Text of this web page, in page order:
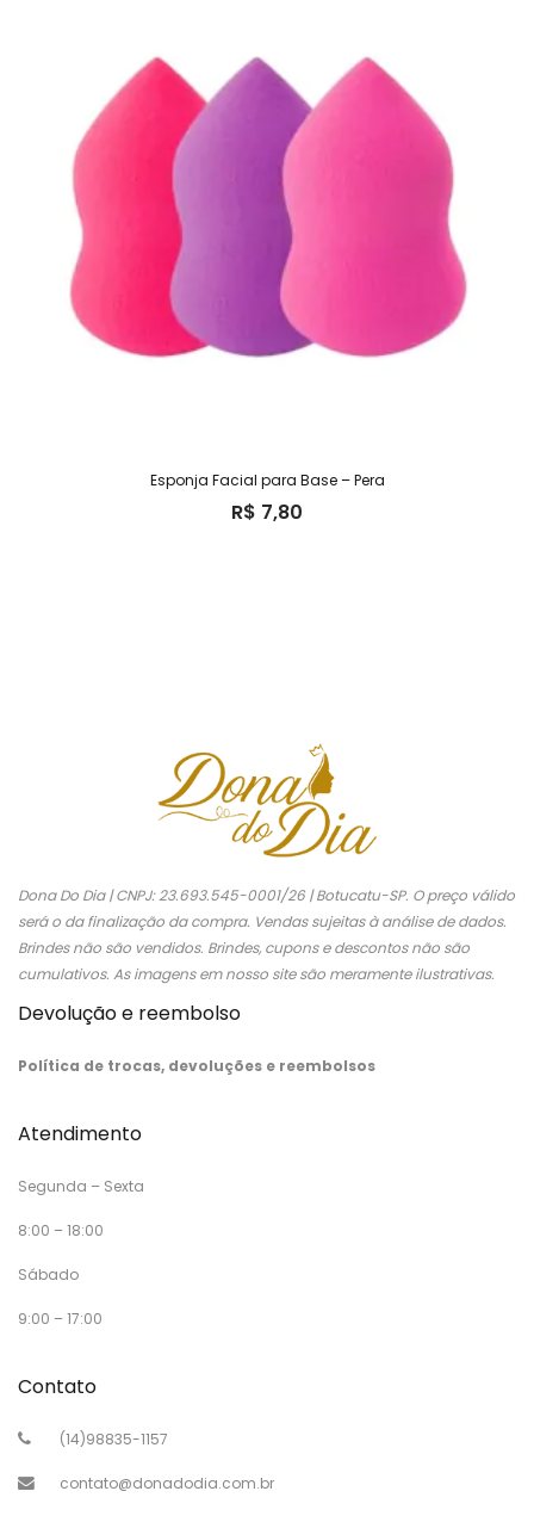
Esponja Facial para Base – Pera
R$ 7,80
Dona Do Dia | CNPJ: 23.693.545-0001/26 | Botucatu-SP. O preço válido
será o da finalização da compra. Vendas sujeitas à análise de dados.
Brindes não são vendidos. Brindes, cupons e descontos não são
cumulativos. As imagens em nosso site são meramente ilustrativas.
Devolução e reembolso
Política de trocas, devoluções e reembolsos
Atendimento
Segunda – Sexta
8:00 – 18:00
Sábado
9:00 – 17:00
Contato
(14)98835-1157
contato@donadodia.com.br